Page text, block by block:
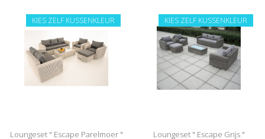
KIES ZELF KUSSENKLEUR
Loungeset " Escape Parelmoer "
KIES ZELF KUSSENKLEUR
Loungeset " Escape Grijs "